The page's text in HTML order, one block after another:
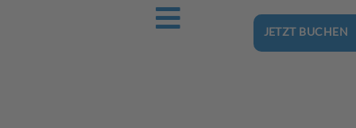
JETZT BUCHEN